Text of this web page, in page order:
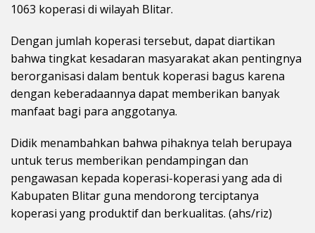
1063 koperasi di wilayah Blitar.
Dengan jumlah koperasi tersebut, dapat diartikan
bahwa tingkat kesadaran masyarakat akan pentingnya
berorganisasi dalam bentuk koperasi bagus karena
dengan keberadaannya dapat memberikan banyak
manfaat bagi para anggotanya.
Didik menambahkan bahwa pihaknya telah berupaya
untuk terus memberikan pendampingan dan
pengawasan kepada koperasi-koperasi yang ada di
Kabupaten Blitar guna mendorong terciptanya
koperasi yang produktif dan berkualitas. (ahs/riz)